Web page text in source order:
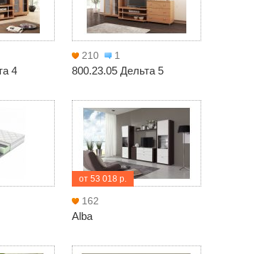
4
210 1
800.23.05 Дельта 5
от 53 018 р.
162
Alba